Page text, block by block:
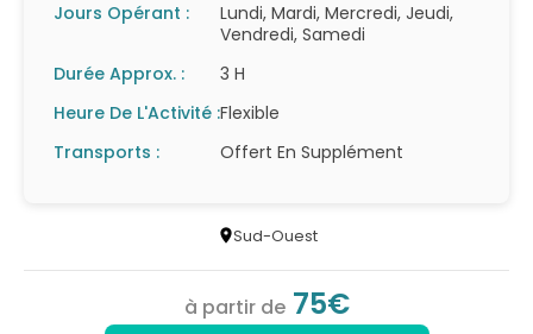
Jours Opérant :
Lundi, Mardi, Mercredi, Jeudi,
Vendredi, Samedi
Durée Approx. :
3 H
Heure De L'Activité :Flexible
Transports :
Offert En Supplément
Sud-Ouest
à partir de 75€